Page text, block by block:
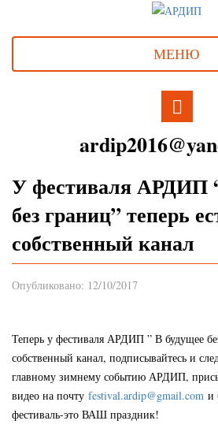
МЕНЮ
У фестиваля АРДИП
без границ” теперь
собственный канал
Опубликовано: 12/10/2017
Теперь у фестиваля АРДИП ” В будущее
собственный канал, подписывайтесь и
главному зимнему событию АРДИП,
видео на почту festival.ardip@gmail.com и
фестиваль-это ВАШ праздник!